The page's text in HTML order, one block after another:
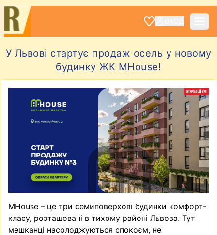
У Львові стартує продаж осель у новому
будинку ЖК MHouse!
MHouse – це три семиповерхові будинки комфорт-
класу, розташовані в тихому районі Львова. Тут
мешканці насолоджуються спокоєм, не